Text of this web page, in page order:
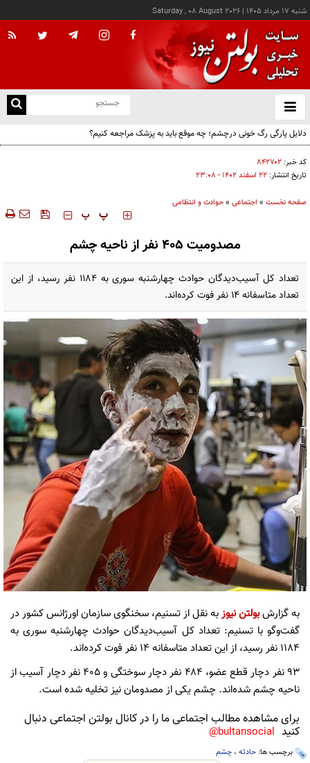
شنبه ۱۷ مرداد ۱۴۰۵ |
Saturday , 08 August 2026
باز
و
دلایل پارگی رگ خونی درچشم؛ چه موقع باید به پزشک مراجعه کنیم؟
کد خبر: ۸۴۲۷۰۲
تاریخ انتشار: ۲۲ اسفند ۱۴۰۲ - ۲۳:۰۸
صفحه نخست » اجتماعی »حوادث و انتظامی
‍‍‍ پ پ
مصدومیت ۴۰۵ نفر از ناحیه چشم
تعداد کل آسیب‌دیدگان حوادث چهارشنبه سوری به ١١٨٤ نفر رسید، از این
تعداد متاسفانه ۱۴ نفر فوت کرده‌اند.
به گزارشبولتن نیوزبه نقل از تسنیم، سخنگوی سازمان اورژانس کشور در
گفت‌وگو با تسنیم: تعداد کل آسیب‌دیدگان حوادث چهارشنبه سوری به
١١٨٤ نفر رسید، از این تعداد متاسفانه ۱۴ نفر فوت کرده‌اند.
۹۳ نفر دچار قطع عضو، ۴۸۴ نفر دچار سوختگی و ۴۰۵ نفر دچار آسیب از
ناحیه چشم شده‌اند. چشم یکی از مصدومان نیز تخلیه شده‌ است.
برای مشاهده مطالب اجتماعی ما را در کانال بولتن اجتماعی دنبال
کنید bultansocial@
برچسب ها: حادثه ، چشم